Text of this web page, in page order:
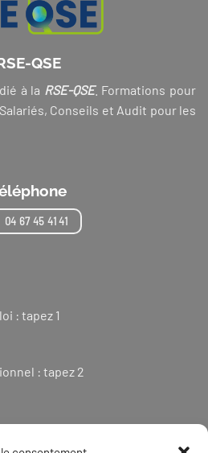
QSE
à la RSE-QSE. Formations pour
Conseils et Audit pour les
04 67 45 41 41
: tapez 1
: tapez 2